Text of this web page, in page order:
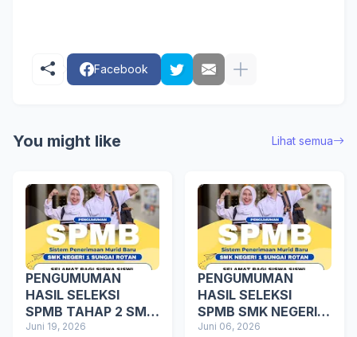
Facebook
You might like Lihat semua
PENGUMUMAN
HASIL SELEKSI
SPMB TAHAP 2 SMK
NEGERI 1 SUNGAI
Juni 19, 2026
PENGUMUMAN
HASIL SELEKSI
SPMB SMK NEGERI 1
SUNGAI ROTAN
Juni 06, 2026